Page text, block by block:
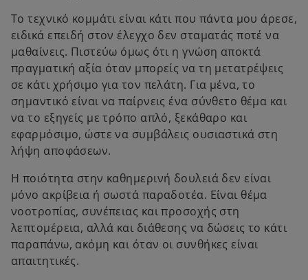
Το τεχνικό κομμάτι είναι κάτι που πάντα μου άρεσε,
ειδικά επειδή στον έλεγχο δεν σταματάς ποτέ να
μαθαίνεις. Πιστεύω όμως ότι η γνώση αποκτά
πραγματική αξία όταν μπορείς να τη μετατρέψεις
σε κάτι χρήσιμο για τον πελάτη. Για μένα, το
σημαντικό είναι να παίρνεις ένα σύνθετο θέμα και
να το εξηγείς με τρόπο απλό, ξεκάθαρο και
εφαρμόσιμο, ώστε να συμβάλεις ουσιαστικά στη
λήψη αποφάσεων.
Η ποιότητα στην καθημερινή δουλειά δεν είναι
μόνο ακρίβεια ή σωστά παραδοτέα. Είναι θέμα
νοοτροπίας, συνέπειας και προσοχής στη
λεπτομέρεια, αλλά και διάθεσης να δώσεις το κάτι
παραπάνω, ακόμη και όταν οι συνθήκες είναι
απαιτητικές.